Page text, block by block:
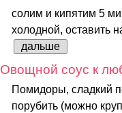
солим и кипятим 5
холодной, оставить
дальше
Овощной соус к
Помидоры, сладкий
порубить (можно